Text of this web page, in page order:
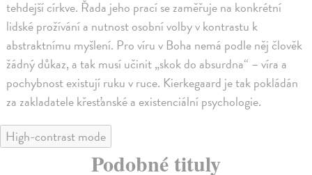
tehdejší církve. Řada jeho prací se zaměřuje na konkrétní
lidské prožívání a nutnost osobní volby v kontrastu k
abstraktnímu myšlení. Pro víru v Boha nemá podle něj člověk
žádný důkaz, a tak musí učinit „skok do absurdna“ – víra a
pochybnost existují ruku v ruce. Kierkegaard je tak pokládán
za zakladatele křesťanské a existenciální psychologie.
High-contrast mode
Podobné tituly